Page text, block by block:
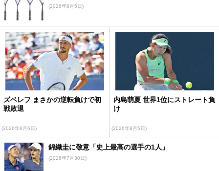
(2026年8月5日)
ズベレフ まさかの逆転負けで初
戦敗退
(2026年8月6日)
内島萌夏 世界1位にストレート負
け
(2026年8月5日)
錦織圭に敬意「史上最高の選手の1人」
(2026年7月30日)